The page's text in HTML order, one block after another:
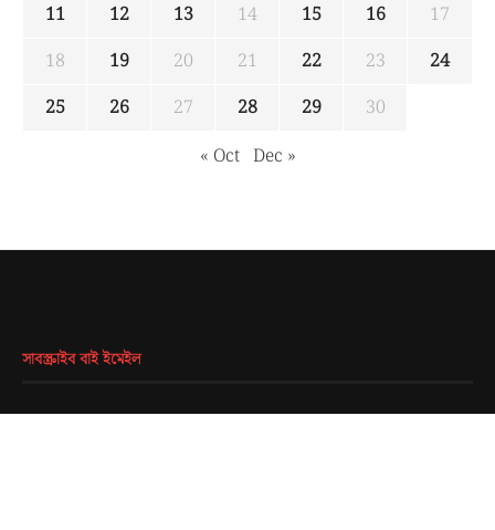
11
12 13 14 15 16
17
18
19 20 21 22 23
24
25
26 27 28 29
30
« Oct Dec »
সাবস্ক্রাইব বাই ইমেইল